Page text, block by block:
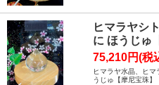
ヒマラヤシ
に ほうじゅ
75,210円(税
ヒマラヤ水晶、ヒ
うじゅ【摩尼宝珠】